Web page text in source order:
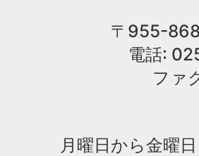
〒955-
電話:
ファ
月曜日から金曜